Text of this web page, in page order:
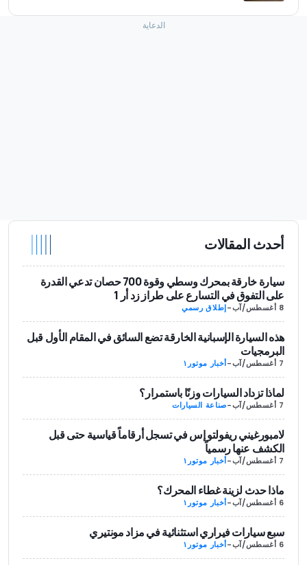
أحدث المقالات
سيارة خارقة بمحرك وسطي وقوة 700 حصان تدعي القدرة
على التفوق في التسارع على طراز زد أر 1
8 أغسطس/آب -إطلاق رسمي
هذه السيارة الإسبانية الخارقة تضع السائق في المقام الأول قبل
البرمجيات
7 أغسطس/آب -أخبار موتور١
لماذا تزداد السيارات وزنًا باستمرار؟
7 أغسطس/آب -صناعة السيارات
لامبورغيني ريفولتو إس في تسجل أرقاماً قياسية حتى قبل
الكشف عنها رسمياً
7 أغسطس/آب -أخبار موتور١
ماذا حدث لزينة غطاء المحرك؟
6 أغسطس/آب -أخبار موتور١
سبع سيارات فيراري استثنائية في مزاد مونتيري
6 أغسطس/آب -أخبار موتور١